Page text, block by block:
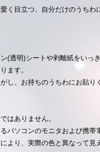
く目立つ、自分だけのうちわ
(透明)シートや剥離紙をいっ
ます。
し、お持ちのうちわにお貼り
はありません。
パソコンのモニタおよび携帯
より、実際の色と異なって見